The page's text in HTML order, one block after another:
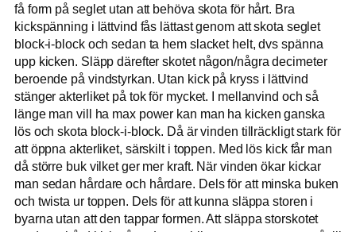
få form på seglet utan att behöva skota för hårt. Bra
kickspänning i lättvind fås lättast genom att skota seglet
block-i-block och sedan ta hem slacket helt, dvs spänna
upp kicken. Släpp därefter skotet någon/några decimeter
beroende på vindstyrkan. Utan kick på kryss i lättvind
stänger akterliket på tok för mycket. I mellanvind och så
länge man vill ha max power kan man ha kicken ganska
lös och skota block-i-block. Då är vinden tillräckligt stark för
att öppna akterliket, särskilt i toppen. Med lös kick får man
då större buk vilket ger mer kraft. När vinden ökar kickar
man sedan hårdare och hårdare. Dels för att minska buken
och twista ur toppen. Dels för att kunna släppa storen i
byarna utan att den tappar formen. Att släppa storskotet